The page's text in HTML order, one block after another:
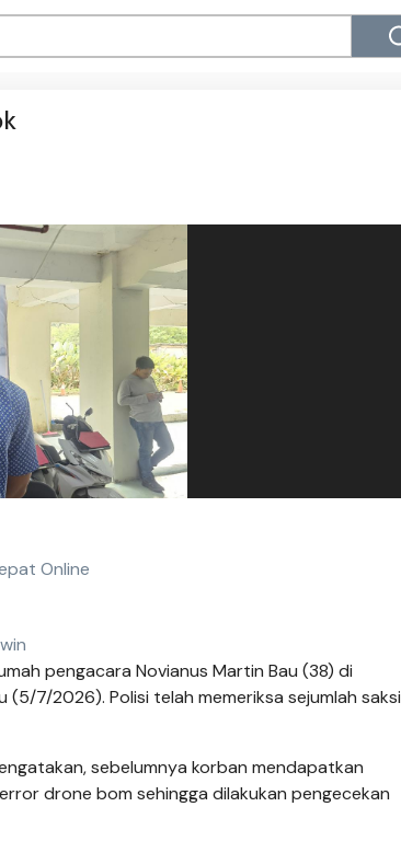
Online
pengacara Novianus Martin Bau (38) di
(5/7/2026). Polisi telah memeriksa sejumlah saksi
sebelumnya korban mendapatkan
drone bom sehingga dilakukan pengecekan